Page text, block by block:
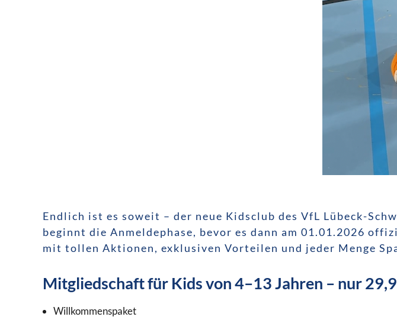
Endlich ist es soweit – der neue Kidsclub des VfL Lübeck-
beginnt die Anmeldephase, bevor es dann am 01.01.2026
mit tollen Aktionen, exklusiven Vorteilen und jeder Menge
Mitgliedschaft für Kids von 4–13 Jahren – nur
Willkommenspaket